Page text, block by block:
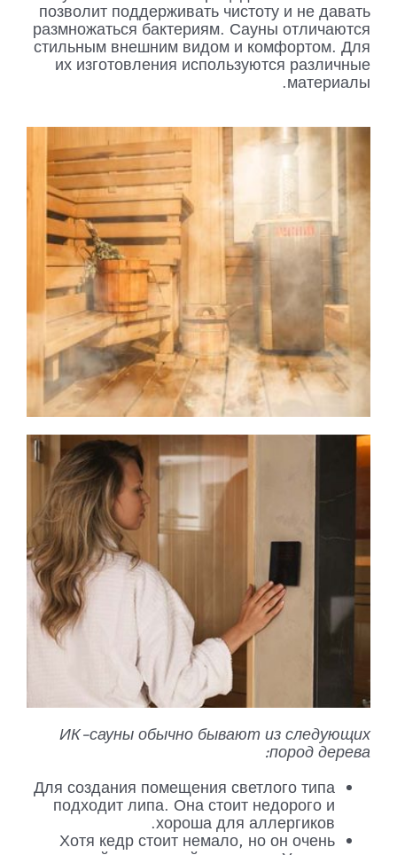
позволит поддерживать чистоту и не давать
размножаться бактериям. Сауны отличаются
стильным внешним видом и комфортом. Для
их изготовления используются различные
материалы.
ИК-сауны обычно бывают из следующих
пород дерева:
Для создания помещения светлого типа
подходит липа. Она стоит недорого и
хороша для аллергиков.
Хотя кедр стоит немало, но он очень